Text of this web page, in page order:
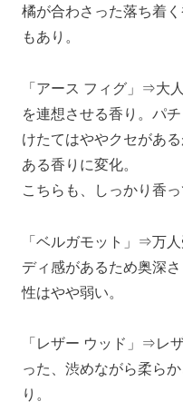
橘が合わさった落ち着
もあり。
「アース フィグ」⇒大
を連想させる香り。パ
けたてはややクセがあ
ある香りに変化。
こちらも、しっかり香っ
「ベルガモット」⇒万
ディ感があるため奥深
性はやや弱い。
「レザー ウッド」⇒レ
った、渋めながら柔ら
り。